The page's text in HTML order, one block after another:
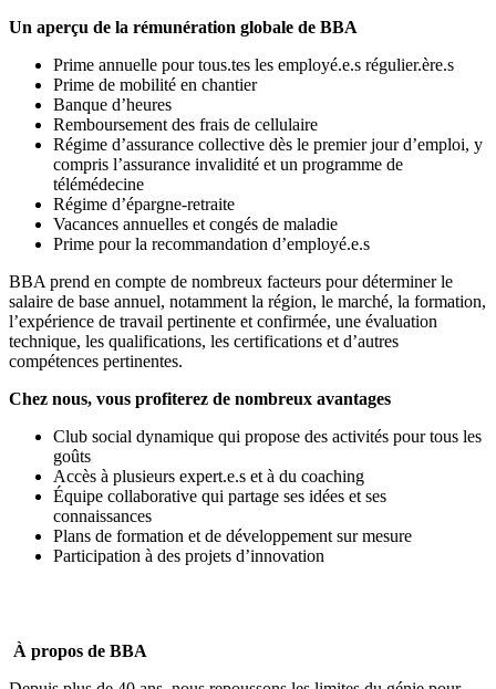
Un aperçu de la rémunération globale de BBA
Prime annuelle pour tous.tes les employé.e.s régulier.ère.s
Prime de mobilité en chantier
Banque d’heures
Remboursement des frais de cellulaire
Régime d’assurance collective dès le premier jour d’emploi, y
compris l’assurance invalidité et un programme de
télémédecine
Régime d’épargne-retraite
Vacances annuelles et congés de maladie
Prime pour la recommandation d’employé.e.s
BBA prend en compte de nombreux facteurs pour déterminer le
salaire de base annuel, notamment la région, le marché, la formation,
l’expérience de travail pertinente et confirmée, une évaluation
technique, les qualifications, les certifications et d’autres
compétences pertinentes.
Chez nous, vous profiterez de nombreux avantages
Club social dynamique qui propose des activités pour tous les
goûts
Accès à plusieurs expert.e.s et à du coaching
Équipe collaborative qui partage ses idées et ses
connaissances
Plans de formation et de développement sur mesure
Participation à des projets d’innovation
À propos de BBA